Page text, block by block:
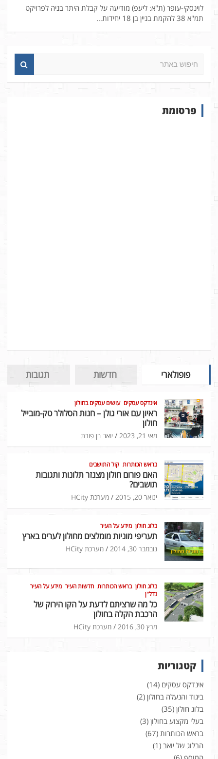
לוינסקי-עופר (ת"א: ליעפ) מודיעה על קבלת היתר בניה לפרויקט
תמ"א 38 להקמת בניין בן 18 יחידות…
א
פרסומת
פופולארי חדשות תגובות
אינדקס עסקים עושים עסקים בחולון
ראיון עם אורי גולן – חנות הסלולר טק-מובייל
חולון
מאי 21, 2023 יואב בן פורת
בראש הכותרות קול התושבים
האם פורום חולון מצנזר תלונות ותגובות
תושבים?
ינואר 20, 2015 מערכת HCity
בלוג חולון מידע על העיר
תעריפי מוניות מומלצים מחולון לערים בארץ
נובמבר 30, 2014 מערכת HCity
בלוג חולון בראש הכותרות חדשות העיר מידע על העיר
נדל"ן
כל מה שרציתם לדעת על הקו הירוק של
הרכבת הקלה בחולון
מרץ 30, 2016 מערכת HCity
קטגוריות
אינדקס עסקים (14)
ביגוד והנעלה בחולון (2)
בלוג חולון (35)
בעלי מקצוע בחולון (3)
בראש הכותרות (67)
הבלוג של יואב (1)